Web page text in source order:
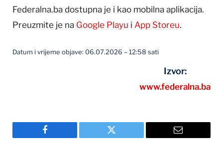
Federalna.ba dostupna je i kao mobilna aplikacija.
Preuzmite je na Google Playu i App Storeu.
Datum i vrijeme objave: 06.07.2026 – 12:58 sati
Izvor:
www.federalna.ba
Facebook Twitter Email